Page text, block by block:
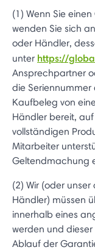
(1) Wenn Sie
wenden Sie sich
oder Händler,
unter https://
Ansprechpartner
die
Kaufbeleg von
Händler bereit,
vollständigen
Mitarbeiter
Geltendmachung
(2) Wir (oder
Händler) müssen
innerhalb eines
werden und
Ablauf der